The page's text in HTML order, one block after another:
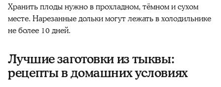
Хранить плоды нужно в прохладном, тёмном и сухом
месте. Нарезанные дольки могут лежать в холодильнике
не более 10 дней.
Лучшие заготовки из тыквы:
рецепты в домашних условиях